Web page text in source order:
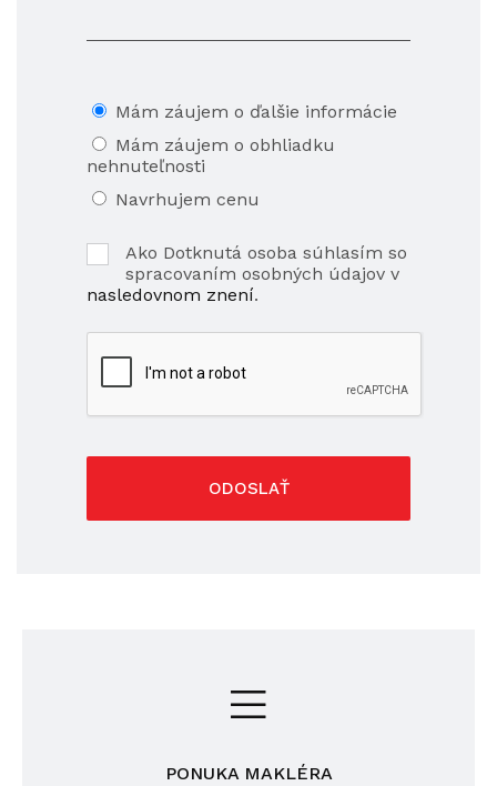
Mám záujem o ďalšie informácie
Mám záujem o obhliadku
nehnuteľnosti
Navrhujem cenu
Ako Dotknutá osoba súhlasím so
spracovaním osobných údajov v
nasledovnom znení.
ODOSLAŤ
PONUKA MAKLÉRA